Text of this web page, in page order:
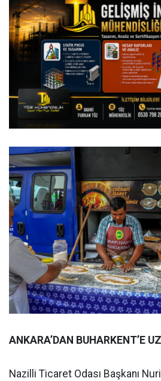
ANKARA’DAN BUHARKENT’E
Nazilli Ticaret Odası Başkanı